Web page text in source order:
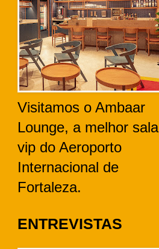
Visitamos o Ambaar
Lounge, a melhor sala
vip do Aeroporto
Internacional de
Fortaleza.
ENTREVISTAS